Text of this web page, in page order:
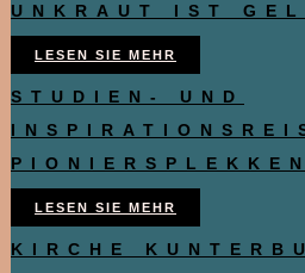
UNKRAUT IST
LESEN SIE MEHR
STUDIEN- UND
PIONIERSPLEKKEN
LESEN SIE MEHR
KIRCHE